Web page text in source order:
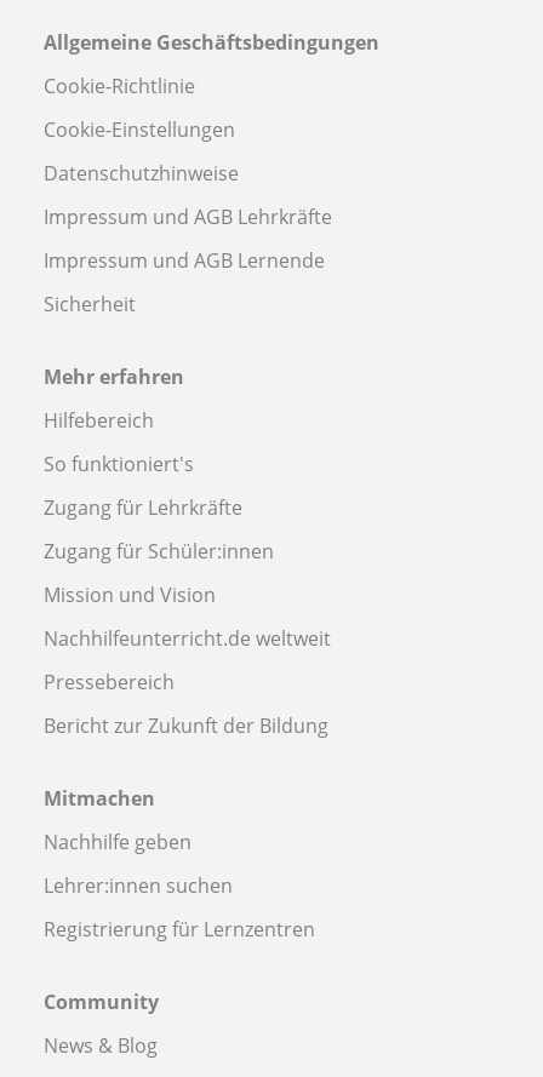
Allgemeine Geschäftsbedingungen
Cookie-Richtlinie
Cookie-Einstellungen
Datenschutzhinweise
Impressum und AGB Lehrkräfte
Impressum und AGB Lernende
Sicherheit
Mehr erfahren
Hilfebereich
So funktioniert's
Zugang für Lehrkräfte
Zugang für Schüler:innen
Mission und Vision
Nachhilfeunterricht.de weltweit
Pressebereich
Bericht zur Zukunft der Bildung
Mitmachen
Nachhilfe geben
Lehrer:innen suchen
Registrierung für Lernzentren
Community
News & Blog